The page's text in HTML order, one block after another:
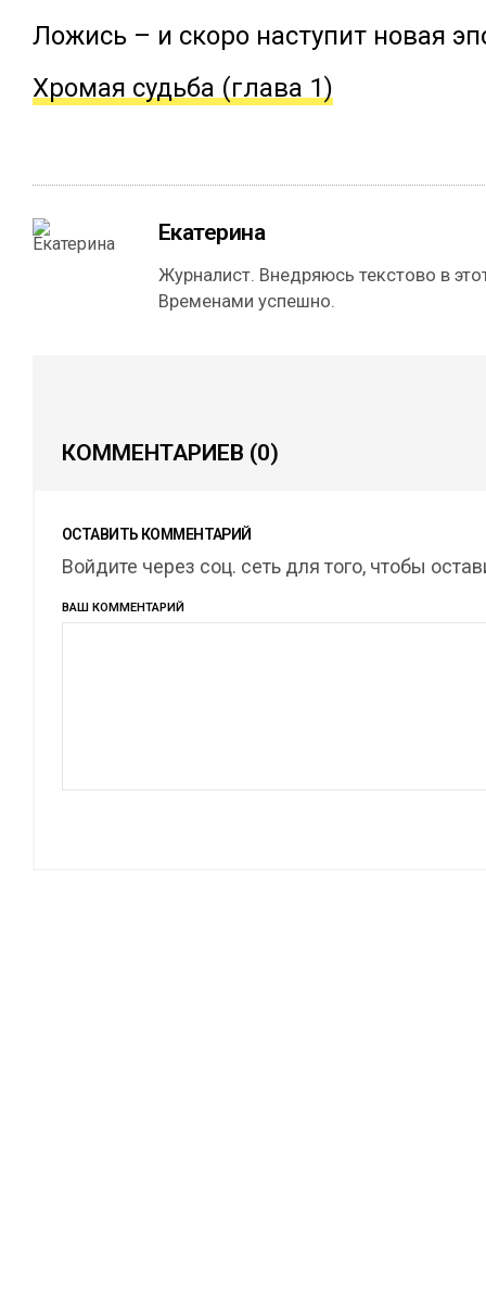
Ложись – и скоро наступит новая
Хромая судьба (глава 1)
Екатерина
Журналист. Внедряюсь текстово в
Временами успешно.
КОММЕНТАРИЕВ (0)
ОСТАВИТЬ КОММЕНТАРИЙ
Войдите через соц. сеть для того, чтобы
ВАШ КОММЕНТАРИЙ